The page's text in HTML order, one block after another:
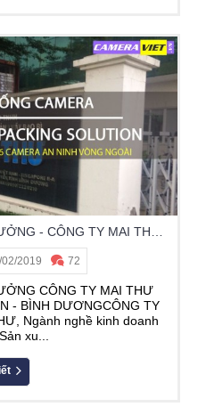
2019 72
CÔNG TY MAI THƯ
- BÌNH DƯƠNGCÔNG TY
Ngành nghề kinh doanh
xu...